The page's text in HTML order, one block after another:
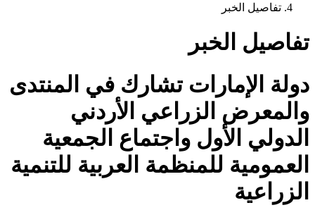
تفاصيل الخبر
تفاصيل الخبر
دولة الإمارات تشارك في المنتدى
والمعرض الزراعي الأردني
الدولي الأول واجتماع الجمعية
العمومية للمنظمة العربية للتنمية
الزراعية